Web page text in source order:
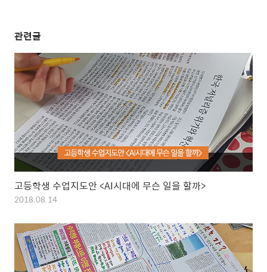
관련글
고등학생 수업지도안 <AI시대에 무슨 일을 할까>
2018.08.14